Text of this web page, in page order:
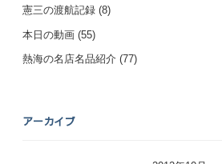
憲三の渡航記録 (8)
本日の動画 (55)
熱海の名店名品紹介 (77)
アーカイブ